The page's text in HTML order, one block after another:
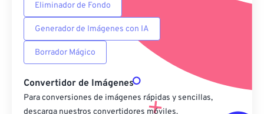
Eliminador de Fondo
Generador de Imágenes con IA
Borrador Mágico
Convertidor de Imágenes
Para conversiones de imágenes rápidas y sencillas,
descarga nuestros convertidores móviles.